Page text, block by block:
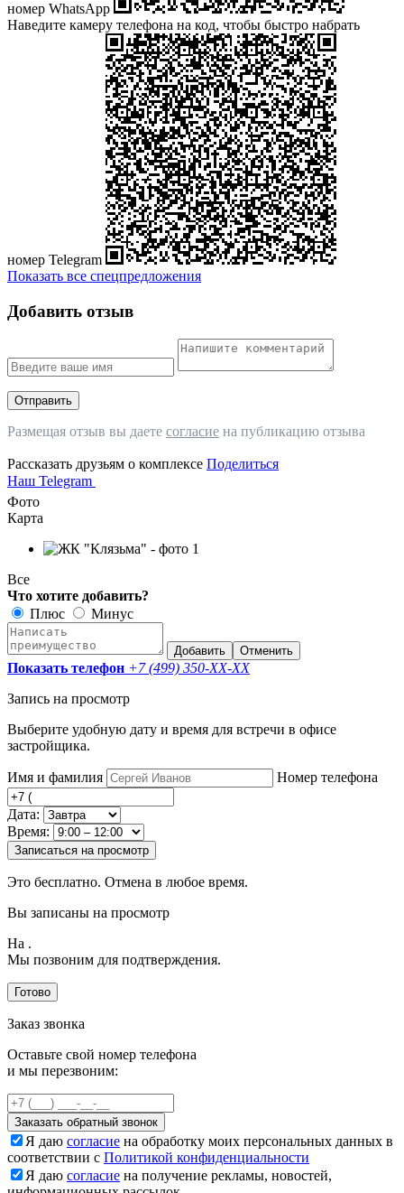
номер WhatsApp
Наведите камеру телефона на код, чтобы быстро набрать
номер Telegram
Показать все спецпредложения
Добавить отзыв
Отправить
Размещая отзыв вы даете согласие на публикацию отзыва
Рассказать друзьям о комплексе Поделиться
Наш Telegram
Фото
Карта
Все
Что хотите добавить?
Плюс
Минус
Добавить Отменить
Показать телефон +7 (499) 350-XX-XX
Запись на просмотр
Выберите удобную дату и время для встречи в офисе
застройщика.
Имя и фамилия Номер телефона
Дата:
Время:
Записаться на просмотр
Это бесплатно. Отмена в любое время.
Вы записаны на просмотр
На .
Мы позвоним для подтверждения.
Готово
Заказ звонка
Оставьте свой номер телефона
и мы перезвоним:
Заказать обратный звонок
Я даю согласие на обработку моих персональных данных в
соответствии с Политикой конфиденциальности
Я даю согласие на получение рекламы, новостей,